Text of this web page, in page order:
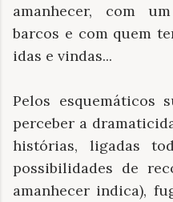
amanhecer, com
barcos e com quem
idas e vindas...
Pelos esquemáticos
perceber a
histórias, ligadas
possibilidades de
amanhecer indica),